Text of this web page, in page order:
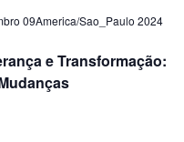
e Transformação:
09America/Sao_Paulo 2024